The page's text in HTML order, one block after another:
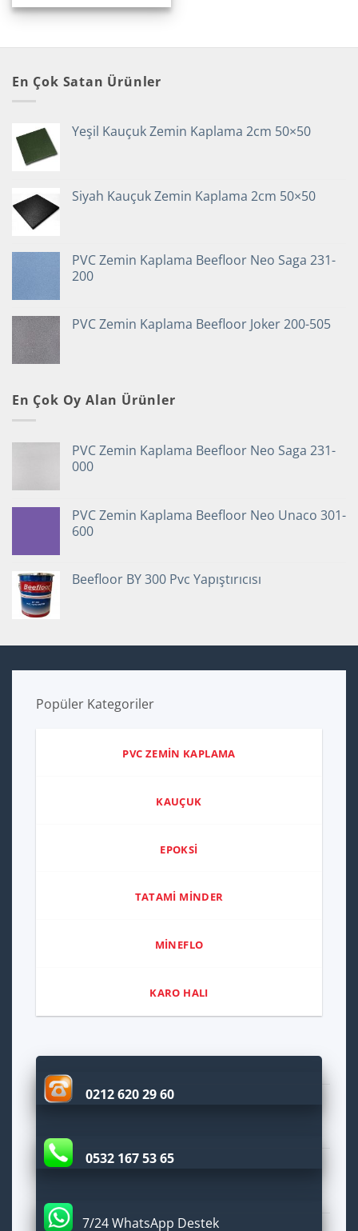
En Çok Satan Ürünler
Yeşil Kauçuk Zemin Kaplama 2cm 50×50
Siyah Kauçuk Zemin Kaplama 2cm 50×50
PVC Zemin Kaplama Beefloor Neo Saga 231-
200
PVC Zemin Kaplama Beefloor Joker 200-505
En Çok Oy Alan Ürünler
PVC Zemin Kaplama Beefloor Neo Saga 231-
000
PVC Zemin Kaplama Beefloor Neo Unaco 301-
600
Beefloor BY 300 Pvc Yapıştırıcısı
Popüler Kategoriler
PVC ZEMİN KAPLAMA
KAUÇUK
EPOKSİ
TATAMİ MİNDER
MİNEFLO
KARO HALI
0212 620 29 60
0532 167 53 65
7/24 WhatsApp Destek